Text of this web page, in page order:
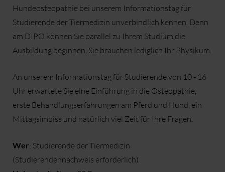
Hundeosteopathie bei unserem Informationstag für
Studierende der Tiermedizin unverbindlich kennen. Denn
am DIPO können Sie parallel zu Ihrem Studium die
Ausbildung beginnen, Sie brauchen lediglich Ihr Physikum.
An unserem Informationstag für Studierende von 10 - 16
Uhr erwartete Sie eine Einführung in die Osteopathie,
erste Behandlungserfahrungen am Pferd und Hund, ein
Mittagsimbiss und natürlich viel Zeit für Ihre Fragen.
Wer: Studierende der Tiermedizin
(Studierendennachweis erforderlich)